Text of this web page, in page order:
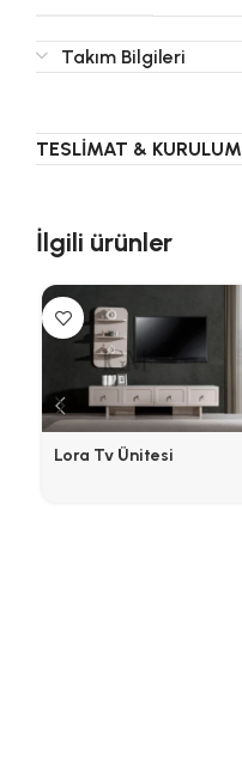
Takım Bilgileri
TESLIMAT & KURULUM
İlgili ürünler
Lora Tv Ünitesi